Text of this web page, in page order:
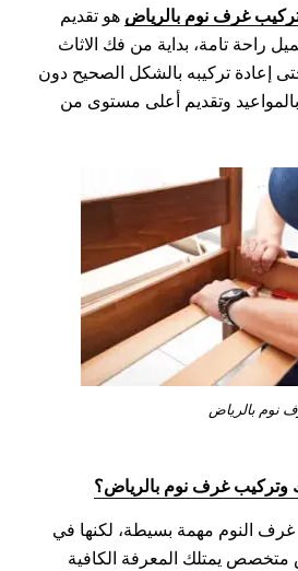
غرف نوم بالرياض هو تقديم
راحة تامة، بداية من فك الاثاث
إعادة تركيبه بالشكل الصحيح دون
بالمواعيد وتقديم أعلى مستوى من
نوم بالرياض
وتركيب غرف نوم بالرياض؟
النوم مهمة بسيطة، لكنها في
متخصص يمتلك المعرفة الكافية